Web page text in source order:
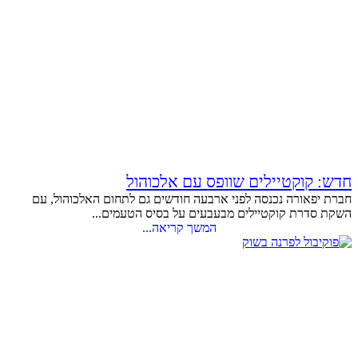
חדש: קוקטיילים שוופס עם אלכוהול
חברת יפאורה נכנסה לפני ארבעה חודשים גם לתחום האלכוהול, עם
השקת סדרת קוקטיילים מבעבעים על בסיס הטעמים...
המשך קריאה...